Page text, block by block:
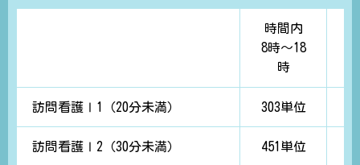
時間内
8時～18
時
訪問看護Ⅰ1（20分未満） 303単位
訪問看護Ⅰ2（30分未満） 451単位